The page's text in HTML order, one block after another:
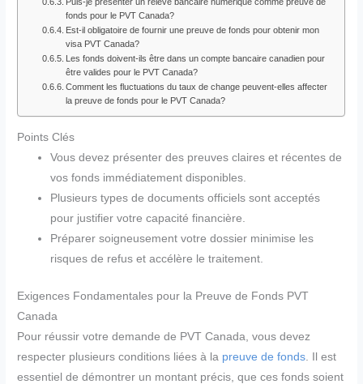
fonds pour le PVT Canada?
Est-il obligatoire de fournir une preuve de fonds pour obtenir mon
visa PVT Canada?
Les fonds doivent-ils être dans un compte bancaire canadien pour
être valides pour le PVT Canada?
Comment les fluctuations du taux de change peuvent-elles affecter
la preuve de fonds pour le PVT Canada?
Points Clés
Vous devez présenter des preuves claires et récentes de
vos fonds immédiatement disponibles.
Plusieurs types de documents officiels sont acceptés
pour justifier votre capacité financière.
Préparer soigneusement votre dossier minimise les
risques de refus et accélère le traitement.
Exigences Fondamentales pour la Preuve de Fonds PVT
Canada
Pour réussir votre demande de PVT Canada, vous devez
respecter plusieurs conditions liées à la preuve de fonds. Il est
essentiel de démontrer un montant précis, que ces fonds soient